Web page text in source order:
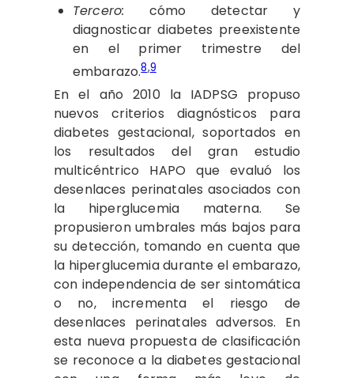
Tercero: cómo detectar y
diagnosticar diabetes preexistente
en el primer trimestre del
embarazo.8,9
En el año 2010 la IADPSG propuso
nuevos criterios diagnósticos para
diabetes gestacional, soportados en
los resultados del gran estudio
multicéntrico HAPO que evaluó los
desenlaces perinatales asociados con
la hiperglucemia materna. Se
propusieron umbrales más bajos para
su detección, tomando en cuenta que
la hiperglucemia durante el embarazo,
con independencia de ser sintomática
o no, incrementa el riesgo de
desenlaces perinatales adversos. En
esta nueva propuesta de clasificación
se reconoce a la diabetes gestacional